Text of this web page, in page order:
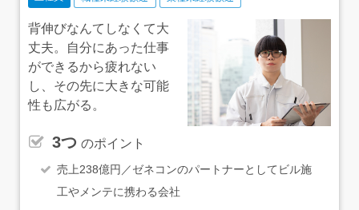
背伸びなんてしなくて大
丈夫。自分にあった仕事
ができるから疲れない
し、その先に大きな可能
性も広がる。
3つ のポイント
売上238億円／ゼネコンのパートナーとしてビル施
工やメンテに携わる会社